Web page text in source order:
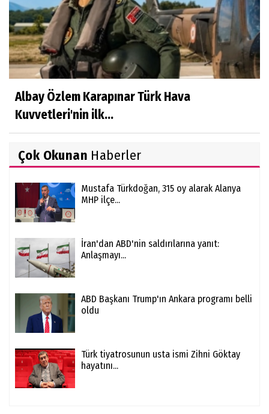
Albay Özlem Karapınar Türk Hava
Kuvvetleri'nin ilk...
Çok Okunan Haberler
Mustafa Türkdoğan, 315 oy alarak Alanya
MHP ilçe...
İran'dan ABD'nin saldırılarına yanıt:
Anlaşmayı...
ABD Başkanı Trump'ın Ankara programı belli
oldu
Türk tiyatrosunun usta ismi Zihni Göktay
hayatını...